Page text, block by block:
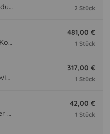
Nischenwandverkleidung NVF240-54
2 Stück
BEKO Glaskeramik-Kochfeld HII 64400 MT mit Induktion, Sologerät, Rahmenlos HII64400MT
481,00 €
1 Stück
ELICA Wandhaube WISE90BK, 900 mm breit, schwarz WISE90BK
317,00 €
1 Stück
ELICA Aktivkohlefilter AFWAKETIFFANY
42,00 €
1 Stück